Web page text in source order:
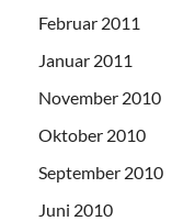
Februar 2011
Januar 2011
November 2010
Oktober 2010
September 2010
Juni 2010